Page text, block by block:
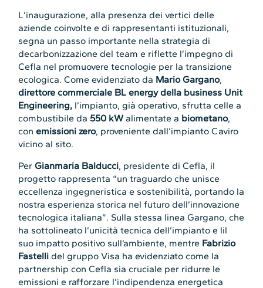
L’inaugurazione, alla presenza dei vertici delle
aziende coinvolte e di rappresentanti istituzionali,
segna un passo importante nella strategia di
decarbonizzazione del team e riflette l’impegno di
Cefla nel promuovere tecnologie per la transizione
ecologica. Come evidenziato da Mario Gargano,
direttore commerciale BL energy della business Unit
Engineering, l’impianto, già operativo, sfrutta celle a
combustibile da 550 kWalimentate a biometano,
conemissioni zero, proveniente dall’impianto Caviro
vicino al sito.
PerGianmaria Balducci, presidente di Cefla, il
progetto rappresenta “un traguardo che unisce
eccellenza ingegneristica e sostenibilità, portando la
nostra esperienza storica nel futuro dell’innovazione
tecnologica italiana”. Sulla stessa linea Gargano, che
ha sottolineato l’unicità tecnica dell’impianto e lil
suo impatto positivo sull’ambiente, mentre Fabrizio
Fastelli del gruppo Visa ha evidenziato come la
partnership con Cefla sia cruciale per ridurre le
emissioni e rafforzare l’indipendenza energetica